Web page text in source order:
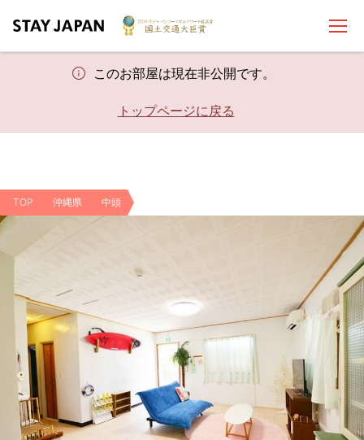
このお部屋は現在非公開です。
トップページに戻る
TOP 沖縄県 中頭